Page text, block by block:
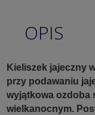
OPIS
Kieliszek jajeczny
przy podawaniu
wyjątkowa ozdoba
wielkanocnym.